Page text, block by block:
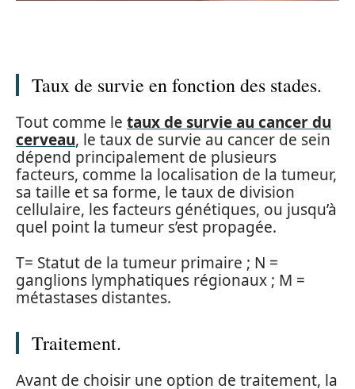
Taux de survie en fonction des stades.
Tout comme le taux de survie au cancer du
cerveau, le taux de survie au cancer de sein
dépend principalement de plusieurs
facteurs, comme la localisation de la tumeur,
sa taille et sa forme, le taux de division
cellulaire, les facteurs génétiques, ou jusqu’à
quel point la tumeur s’est propagée.
T= Statut de la tumeur primaire ; N =
ganglions lymphatiques régionaux ; M =
métastases distantes.
Traitement.
Avant de choisir une option de traitement, la